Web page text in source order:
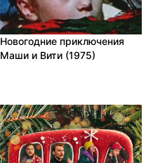
Новогодние приключения
Маши и Вити (1975)